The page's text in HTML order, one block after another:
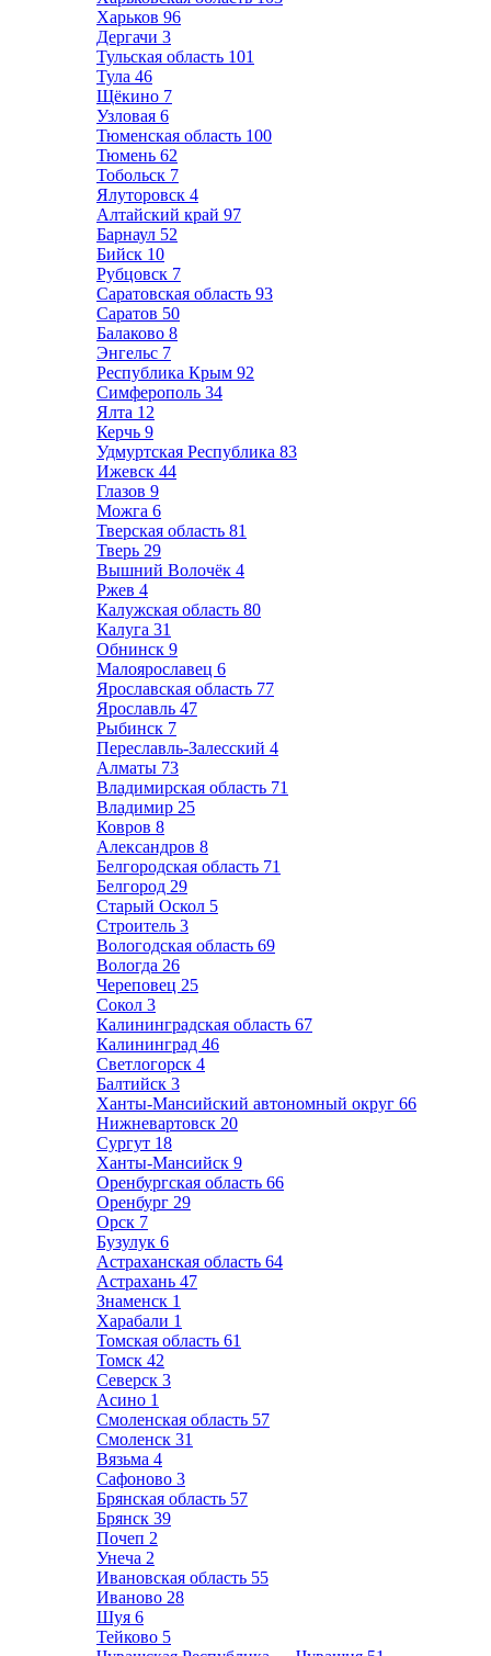
Харьков 96
Дергачи 3
Тульская область 101
Тула 46
Щёкино 7
Узловая 6
Тюменская область 100
Тюмень 62
Тобольск 7
Ялуторовск 4
Алтайский край 97
Барнаул 52
Бийск 10
Рубцовск 7
Саратовская область 93
Саратов 50
Балаково 8
Энгельс 7
Республика Крым 92
Симферополь 34
Ялта 12
Керчь 9
Удмуртская Республика 83
Ижевск 44
Глазов 9
Можга 6
Тверская область 81
Тверь 29
Вышний Волочёк 4
Ржев 4
Калужская область 80
Калуга 31
Обнинск 9
Малоярославец 6
Ярославская область 77
Ярославль 47
Рыбинск 7
Переславль-Залесский 4
Алматы 73
Владимирская область 71
Владимир 25
Ковров 8
Александров 8
Белгородская область 71
Белгород 29
Старый Оскол 5
Строитель 3
Вологодская область 69
Вологда 26
Череповец 25
Сокол 3
Калининградская область 67
Калининград 46
Светлогорск 4
Балтийск 3
Ханты-Мансийский автономный округ 66
Нижневартовск 20
Сургут 18
Ханты-Мансийск 9
Оренбургская область 66
Оренбург 29
Орск 7
Бузулук 6
Астраханская область 64
Астрахань 47
Знаменск 1
Харабали 1
Томская область 61
Томск 42
Северск 3
Асино 1
Смоленская область 57
Смоленск 31
Вязьма 4
Сафоново 3
Брянская область 57
Брянск 39
Почеп 2
Унеча 2
Ивановская область 55
Иваново 28
Шуя 6
Тейково 5